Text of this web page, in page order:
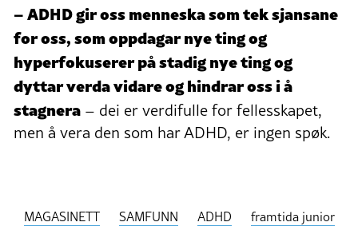
– ADHD gir oss menneska som tek sjansane
for oss, som oppdagar nye ting og
hyperfokuserer på stadig nye ting og
dyttar verda vidare og hindrar oss i å
stagnera – dei er verdifulle for fellesskapet,
men å vera den som har ADHD, er ingen spøk.
MAGASINETT SAMFUNN ADHD framtida junior